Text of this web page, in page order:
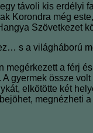
távoli kis erdélyi
Korondra még
Szövetkezet
s a világháború
megérkezett a férj
gyermek össze
elkötötte két
megnézheti a